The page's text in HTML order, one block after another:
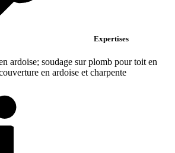
Expertises
ardoise; soudage sur plomb pour toit en
en ardoise et charpente